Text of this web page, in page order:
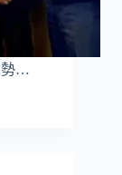
勢…